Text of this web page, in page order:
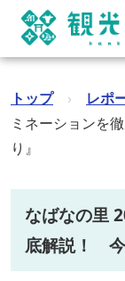
トップ › レポ
ミネーションを
り』
なばなの里
底解説！ 今